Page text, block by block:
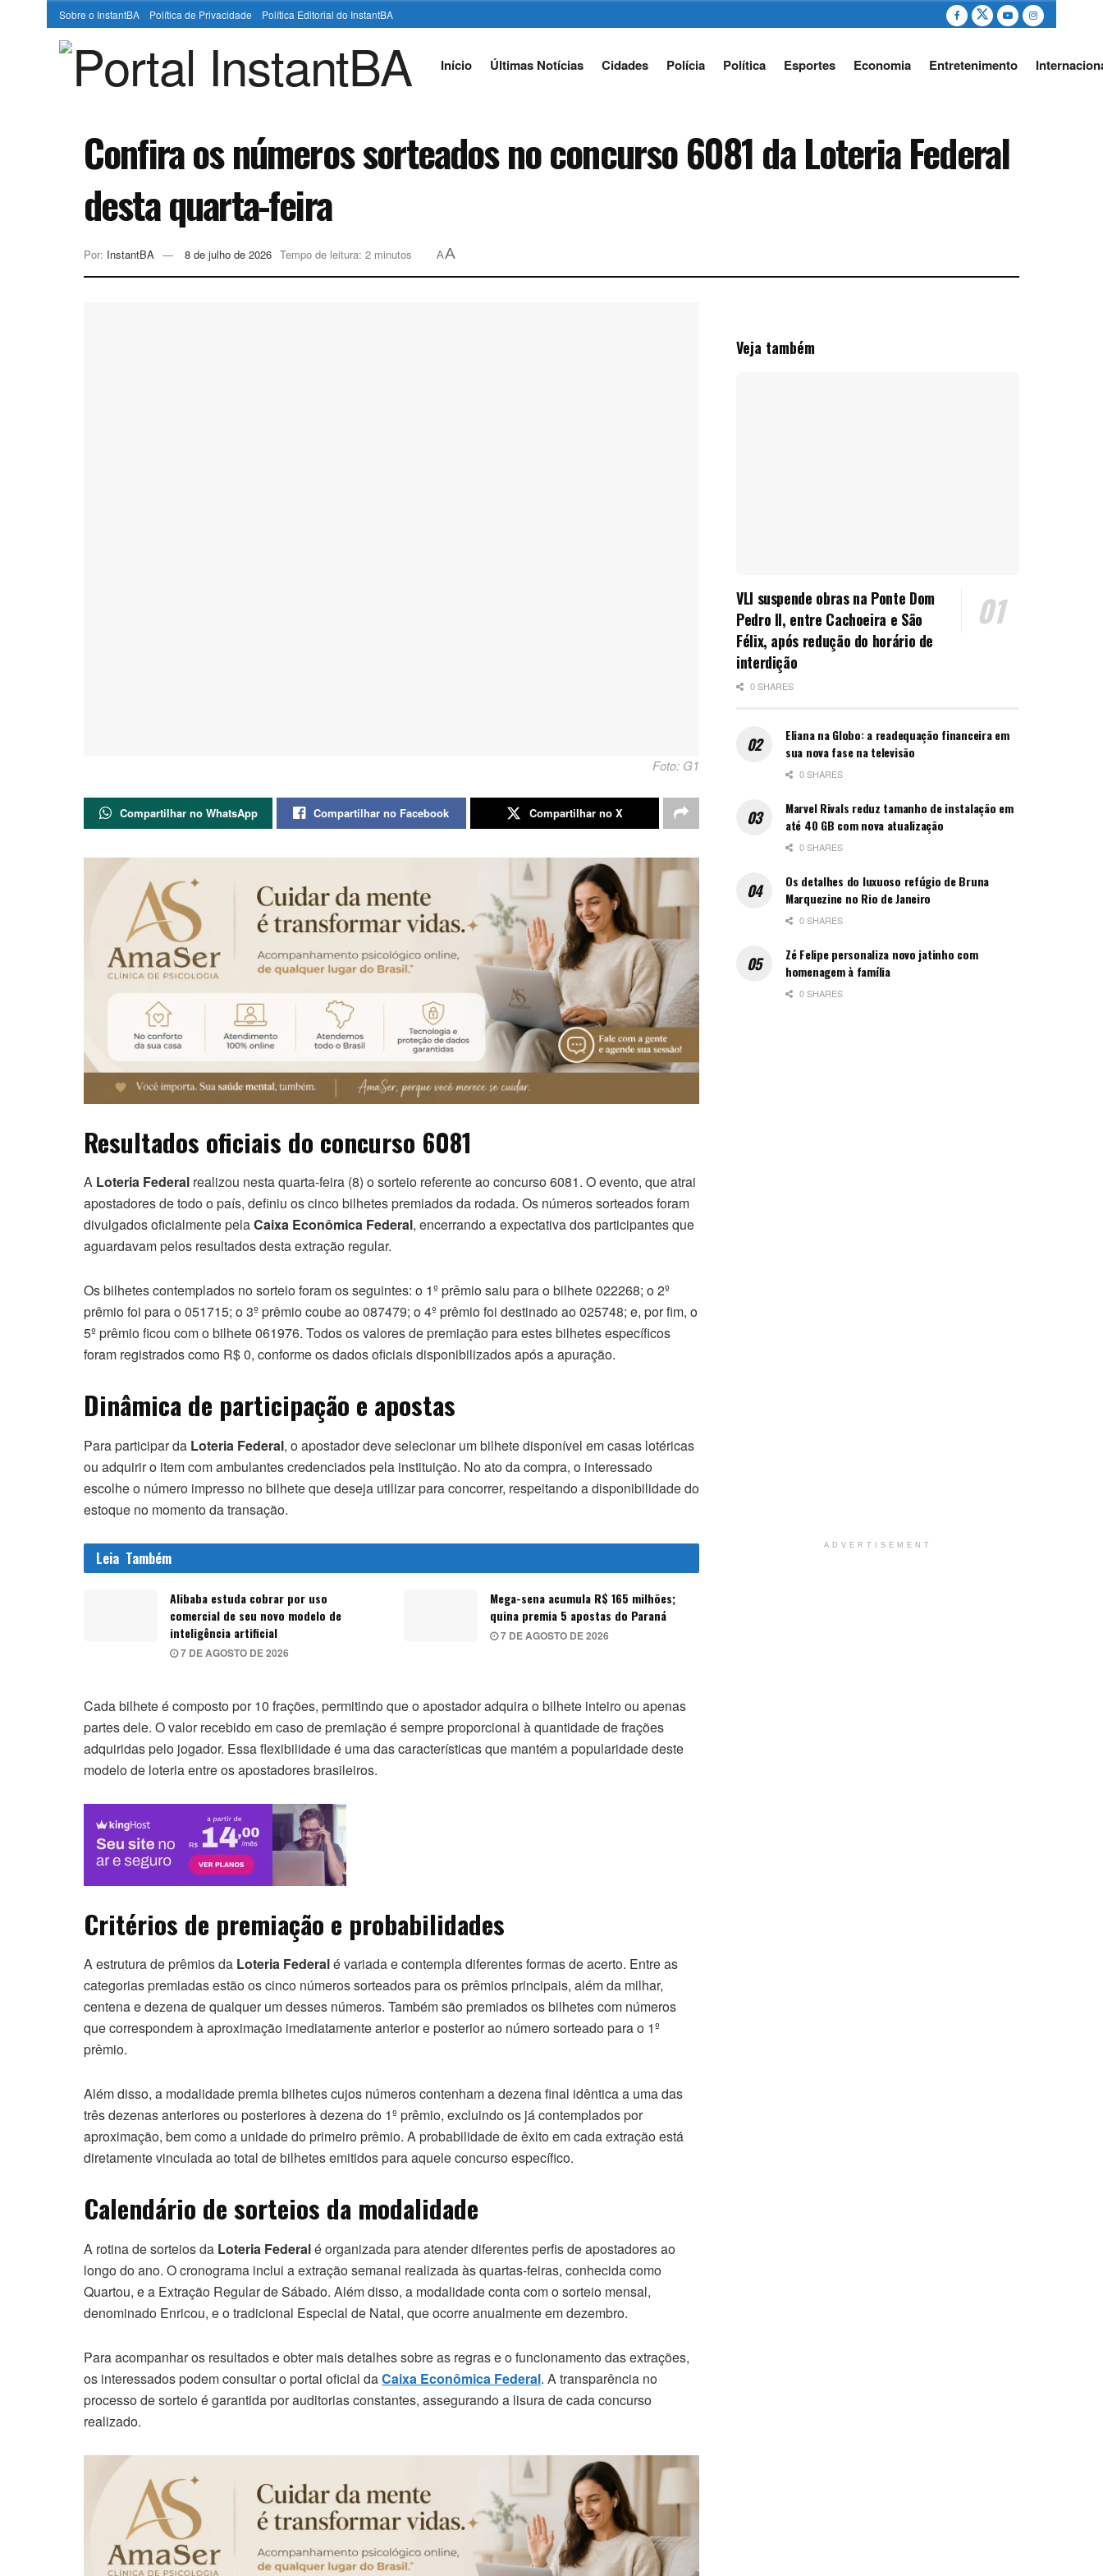
Sobre o InstantBA Política de Privacidade Política Editorial do InstantBA
Início Últimas Notícias Cidades Polícia Política Esportes Economia Entretenimento
Confira os números sorteados no concurso 6081 da Loteria Federal
desta quarta-feira
Por: InstantBA 8 de julho de 2026 Tempo de leitura: 2 minutos AA
Foto: G1
Compartilhar no WhatsApp Compartilhar no Facebook Compartilhar no X
Resultados oficiais do concurso 6081
A Loteria Federal realizou nesta quarta-feira (8) o sorteio referente ao concurso 6081. O evento, que atrai
apostadores de todo o país, definiu os cinco bilhetes premiados da rodada. Os números sorteados foram
divulgados oficialmente pelaCaixa Econômica Federal, encerrando a expectativa dos participantes que
aguardavam pelos resultados desta extração regular.
Os bilhetes contemplados no sorteio foram os seguintes: o 1º prêmio saiu para o bilhete 022268; o 2º
prêmio foi para o 051715; o 3º prêmio coube ao 087479; o 4º prêmio foi destinado ao 025748; e, por fim, o
5º prêmio ficou com o bilhete 061976. Todos os valores de premiação para estes bilhetes específicos
foram registrados como R$ 0, conforme os dados oficiais disponibilizados após a apuração.
Dinâmica de participação e apostas
Para participar da Loteria Federal, o apostador deve selecionar um bilhete disponível em casas lotéricas
ou adquirir o item com ambulantes credenciados pela instituição. No ato da compra, o interessado
escolhe o número impresso no bilhete que deseja utilizar para concorrer, respeitando a disponibilidade do
estoque no momento da transação.
Leia Também
Alibaba estuda cobrar por uso
comercial de seu novo modelo de
inteligência artificial
7 DE AGOSTO DE 2026
Mega-sena acumula R$ 165 milhões;
quina premia 5 apostas do Paraná
7 DE AGOSTO DE 2026
Cada bilhete é composto por 10 frações, permitindo que o apostador adquira o bilhete inteiro ou apenas
partes dele. O valor recebido em caso de premiação é sempre proporcional à quantidade de frações
adquiridas pelo jogador. Essa flexibilidade é uma das características que mantém a popularidade deste
modelo de loteria entre os apostadores brasileiros.
Critérios de premiação e probabilidades
A estrutura de prêmios da Loteria Federalé variada e contempla diferentes formas de acerto. Entre as
categorias premiadas estão os cinco números sorteados para os prêmios principais, além da milhar,
centena e dezena de qualquer um desses números. Também são premiados os bilhetes com números
que correspondem à aproximação imediatamente anterior e posterior ao número sorteado para o 1º
prêmio.
Além disso, a modalidade premia bilhetes cujos números contenham a dezena final idêntica a uma das
três dezenas anteriores ou posteriores à dezena do 1º prêmio, excluindo os já contemplados por
aproximação, bem como a unidade do primeiro prêmio. A probabilidade de êxito em cada extração está
diretamente vinculada ao total de bilhetes emitidos para aquele concurso específico.
Calendário de sorteios da modalidade
A rotina de sorteios da Loteria Federalé organizada para atender diferentes perfis de apostadores ao
longo do ano. O cronograma inclui a extração semanal realizada às quartas-feiras, conhecida como
Quartou, e a Extração Regular de Sábado. Além disso, a modalidade conta com o sorteio mensal,
denominado Enricou, e o tradicional Especial de Natal, que ocorre anualmente em dezembro.
Para acompanhar os resultados e obter mais detalhes sobre as regras e o funcionamento das extrações,
os interessados podem consultar o portal oficial daCaixa Econômica Federal. A transparência no
processo de sorteio é garantida por auditorias constantes, assegurando a lisura de cada concurso
realizado.
Veja também
VLI suspende obras na Ponte Dom
Pedro II, entre Cachoeira e São
Félix, após redução do horário de
interdição
0 SHARES
Eliana na Globo: a readequação financeira em
sua nova fase na televisão
0 SHARES
Marvel Rivals reduz tamanho de instalação em
até 40 GB com nova atualização
0 SHARES
Os detalhes do luxuoso refúgio de Bruna
Marquezine no Rio de Janeiro
0 SHARES
Zé Felipe personaliza novo jatinho com
homenagem à família
0 SHARES
ADVERTISEMENT